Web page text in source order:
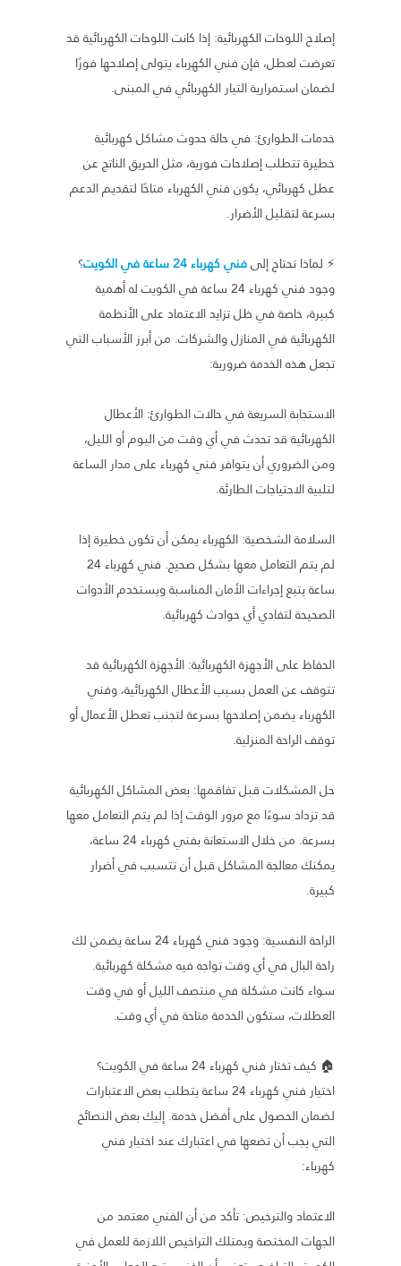
إصلاح اللوحات الكهربائية: إذا كانت اللوحات الكهربائية قد
تعرضت لعطل، فإن فني الكهرباء يتولى إصلاحها فورًا
لضمان استمرارية التيار الكهربائي في المبنى.
خدمات الطوارئ: في حالة حدوث مشاكل كهربائية
خطيرة تتطلب إصلاحات فورية، مثل الحريق الناتج عن
عطل كهربائي، يكون فني الكهرباء متاحًا لتقديم الدعم
بسرعة لتقليل الأضرار.
⚡ لماذا تحتاج إلىفني كهرباء 24 ساعة في الكويت
؟
وجود فني كهرباء 24 ساعة في الكويت له أهمية
كبيرة، خاصة في ظل تزايد الاعتماد على الأنظمة
الكهربائية في المنازل والشركات. من أبرز الأسباب التي
تجعل هذه الخدمة ضرورية:
الاستجابة السريعة في حالات الطوارئ: الأعطال
الكهربائية قد تحدث في أي وقت من اليوم أو الليل،
ومن الضروري أن يتوافر فني كهرباء على مدار الساعة
لتلبية الاحتياجات الطارئة.
السلامة الشخصية: الكهرباء يمكن أن تكون خطيرة إذا
لم يتم التعامل معها بشكل صحيح. فني كهرباء 24
ساعة يتبع إجراءات الأمان المناسبة ويستخدم الأدوات
الصحيحة لتفادي أي حوادث كهربائية.
الحفاظ على الأجهزة الكهربائية: الأجهزة الكهربائية قد
تتوقف عن العمل بسبب الأعطال الكهربائية، وفني
الكهرباء يضمن إصلاحها بسرعة لتجنب تعطل الأعمال أو
توقف الراحة المنزلية.
حل المشكلات قبل تفاقمها: بعض المشاكل الكهربائية
قد تزداد سوءًا مع مرور الوقت إذا لم يتم التعامل معها
بسرعة. من خلال الاستعانة بفني كهرباء 24 ساعة،
يمكنك معالجة المشاكل قبل أن تتسبب في أضرار
كبيرة.
الراحة النفسية: وجود فني كهرباء 24 ساعة يضمن لك
راحة البال في أي وقت تواجه فيه مشكلة كهربائية.
سواء كانت مشكلة في منتصف الليل أو في وقت
العطلات، ستكون الخدمة متاحة في أي وقت.
🏠 كيف تختار فني كهرباء 24 ساعة في الكويت؟
اختيار فني كهرباء 24 ساعة يتطلب بعض الاعتبارات
لضمان الحصول على أفضل خدمة. إليك بعض النصائح
التي يجب أن تضعها في اعتبارك عند اختيار فني
كهرباء:
الاعتماد والترخيص: تأكد من أن الفني معتمد من
الجهات المختصة ويمتلك التراخيص اللازمة للعمل في